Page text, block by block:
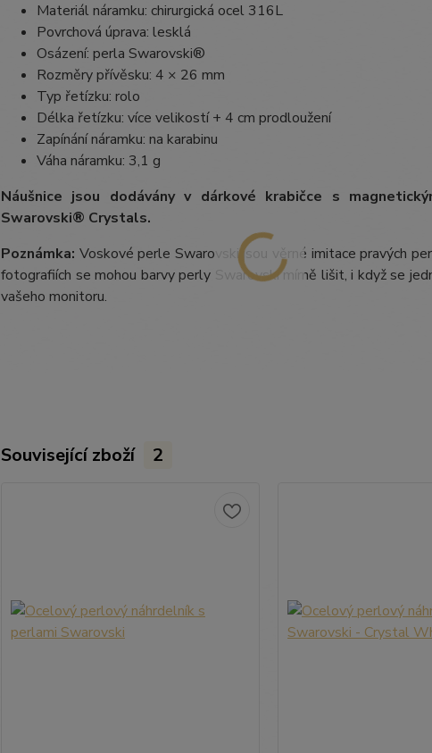
Materiál náramku: chirurgická ocel 316L
Povrchová úprava: lesklá
Osázení: perla Swarovski®
Rozměry přívěsku: 4 × 26 mm
Typ řetízku: rolo
Délka řetízku: více velikostí + 4 cm prodloužení
Zapínání náramku: na karabinu
Váha náramku: 3,1 g
Náušnice jsou dodávány v dárkové krabičce s
Swarovski® Crystals.
Poznámka: Voskové perle Swarovski jsou věrné imitace pravých
fotografiích se mohou barvy perly Swarovski mírně lišit, i když se
vašeho monitoru.
Související zboží 2